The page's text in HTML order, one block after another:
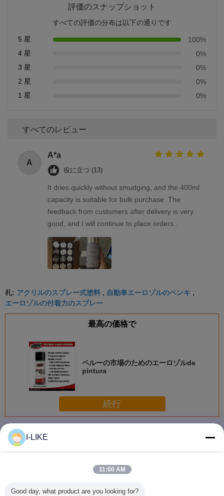
評価のスナップショット
すべての評価の分布は以下の通りです
5 星
100%
4 星
0%
3 星
0%
2 星
0%
1 星
0%
すべてのレビュー
A
A*a
役に立つ (13)
It dries quickly without smudging, and the 400ml
capacity is suitable for bulk purchase. The
feedback from customers after delivery is very
good, and I will continue to place orders..
札: アクリルのスプレー式塗料 , 自動車エーロゾルのペンキ ,
エーロゾルの付着力のスプレー
最高の価格で
ペルーの市場のためのエーロゾルde
pintura
続行
多くスプレーのペンキ
衝撃耐性 快速乾燥
防水 2k エアゾー
I-LIKE
11:00 AM
Good day, what product are you looking for?